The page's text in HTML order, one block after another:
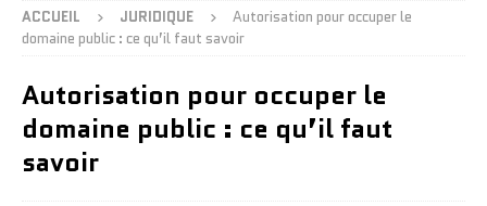
ACCUEIL JURIDIQUE
Autorisation pour occuper le
domaine public : ce qu’il faut savoir
Autorisation pour occuper le
domaine public : ce qu’il faut
savoir